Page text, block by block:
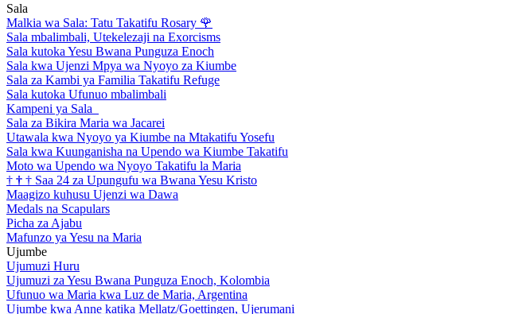
Sala
Malkia wa Sala: Tatu Takatifu Rosary 🌹
Sala mbalimbali, Utekelezaji na Exorcisms
Sala kutoka Yesu Bwana Punguza Enoch
Sala kwa Ujenzi Mpya wa Nyoyo za Kiumbe
Sala za Kambi ya Familia Takatifu Refuge
Sala kutoka Ufunuo mbalimbali
Kampeni ya Sala
Sala za Bikira Maria wa Jacarei
Utawala kwa Nyoyo ya Kiumbe na Mtakatifu Yosefu
Sala kwa Kuunganisha na Upendo wa Kiumbe Takatifu
Moto wa Upendo wa Nyoyo Takatifu la Maria
† † † Saa 24 za Upungufu wa Bwana Yesu Kristo
Maagizo kuhusu Ujenzi wa Dawa
Medals na Scapulars
Picha za Ajabu
Mafunzo ya Yesu na Maria
Ujumbe
Ujumuzi Huru
Ujumuzi za Yesu Bwana Punguza Enoch, Kolombia
Ufunuo wa Maria kwa Luz de Maria, Argentina
Ujumbe kwa Anne katika Mellatz/Goettingen, Ujerumani